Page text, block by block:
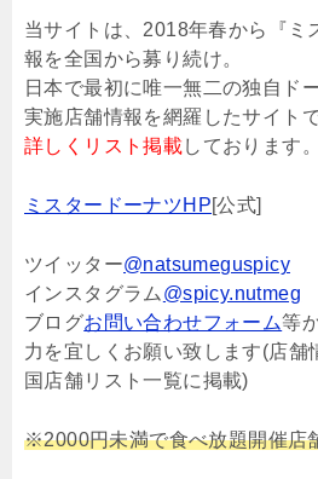
当サイトは、2018年春から『ミ
報を全国から募り続け。
日本で最初に唯一無二の独自ド
実施店舗情報を網羅したサイトで
詳しくリスト掲載しております。
ミスタードーナツHP[公式]
ツイッター@natsumeguspicy
インスタグラム @spicy.nutmeg
ブログお問い合わせフォーム等
力を宜しくお願い致します(店舗
国店舗リスト一覧に掲載)
※2000円未満で食べ放題開催店